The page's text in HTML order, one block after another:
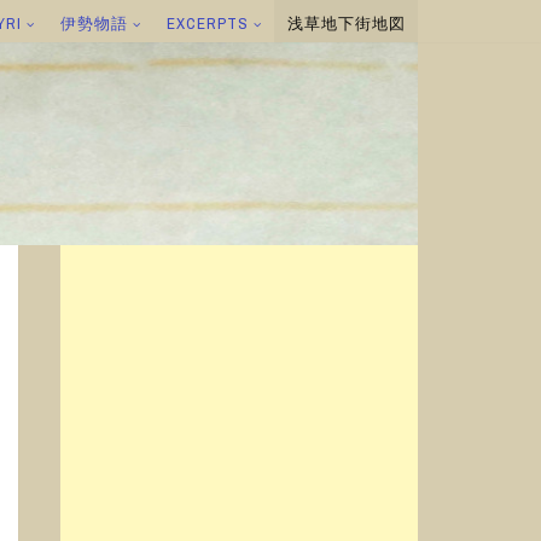
伊勢物語 EXCERPTS 浅草地下街地図